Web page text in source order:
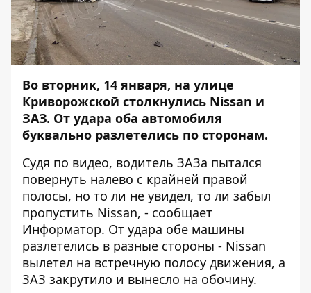
Во вторник, 14 января, на улице
Криворожской столкнулись Nissan и
ЗАЗ. От удара оба автомобиля
буквально разлетелись по сторонам.
Судя по видео, водитель ЗАЗа пытался
повернуть налево с крайней правой
полосы, но то ли не увидел, то ли забыл
пропустить Nissan, - сообщает
Информатор. От удара обе машины
разлетелись в разные стороны - Nissan
вылетел на встречную полосу движения, а
ЗАЗ закрутило и вынесло на обочину.